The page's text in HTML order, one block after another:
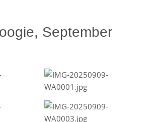
September